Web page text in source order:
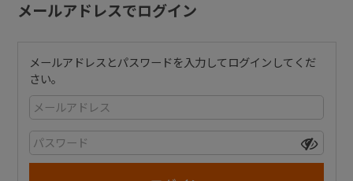
メールアドレスでログイン
メールアドレスとパスワードを入力してログインしてくだ
さい。